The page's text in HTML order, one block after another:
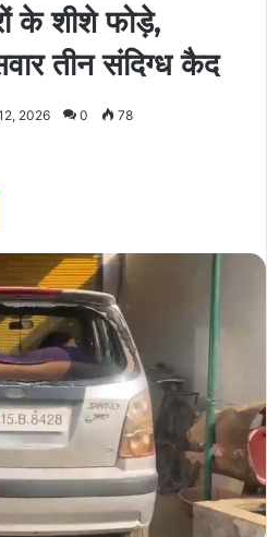
के शीशे फोड़े,
तीन संदिग्ध कैद
2026 0 78